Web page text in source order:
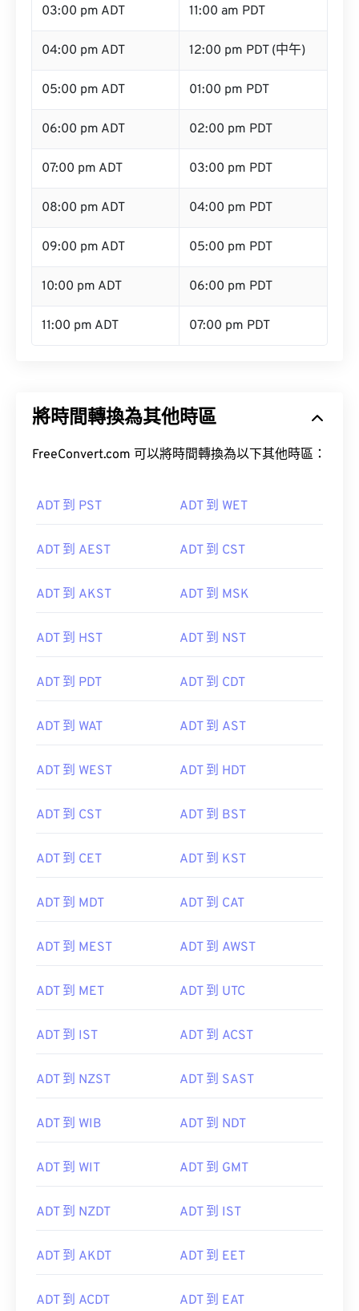
03:00 pm ADT 11:00 am PDT
04:00 pm ADT 12:00 pm PDT (中午)
05:00 pm ADT 01:00 pm PDT
06:00 pm ADT 02:00 pm PDT
07:00 pm ADT 03:00 pm PDT
08:00 pm ADT 04:00 pm PDT
09:00 pm ADT 05:00 pm PDT
10:00 pm ADT 06:00 pm PDT
11:00 pm ADT 07:00 pm PDT
將時間轉換為其他時區
FreeConvert.com 可以將時間轉換為以下其他時區：
ADT 到 PST ADT 到 WET
ADT 到 AEST ADT 到 CST
ADT 到 AKST ADT 到 MSK
ADT 到 HST ADT 到 NST
ADT 到 PDT ADT 到 CDT
ADT 到 WAT ADT 到 AST
ADT 到 WEST ADT 到 HDT
ADT 到 CST ADT 到 BST
ADT 到 CET ADT 到 KST
ADT 到 MDT ADT 到 CAT
ADT 到 MEST ADT 到 AWST
ADT 到 MET ADT 到 UTC
ADT 到 IST ADT 到 ACST
ADT 到 NZST ADT 到 SAST
ADT 到 WIB ADT 到 NDT
ADT 到 WIT ADT 到 GMT
ADT 到 NZDT ADT 到 IST
ADT 到 AKDT ADT 到 EET
ADT 到 ACDT ADT 到 EAT